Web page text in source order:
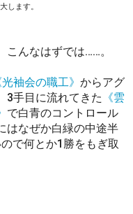
します。
こんなはずでは……。
光袖会の職工》からアグ
3手目に流れてきた 《雲
で白青のコントロール
はなぜか白緑の中途半
で何とか1勝をもぎ取